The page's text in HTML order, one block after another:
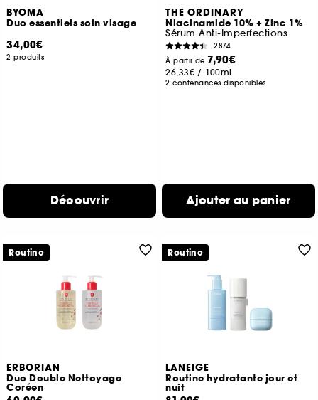
BYOMA
Duo essentiels soin visage
34,00€
2 produits
Découvrir
THE ORDINARY
Niacinamide 10% + Zinc 1%
Sérum Anti-Imperfections
2874
À partir de 7,90€
26,33€ / 100ml
2 contenances disponibles
Ajouter au panier
ERBORIAN
Duo Double Nettoyage
Coréen
Routine
LANEIGE
Routine hydratante jour et
nuit
Routine